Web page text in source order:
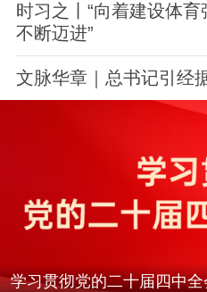
推荐 部门
楼市 汽车
时习之丨“向着建设体
不断迈进”
文脉华章｜总书记引经
学习贯彻党的二十届四中